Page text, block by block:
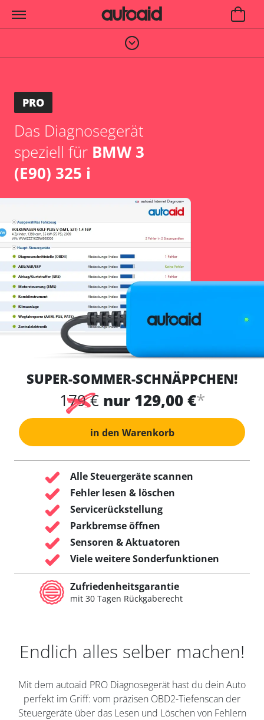
PRO
Das Diagnosegerät
speziell für BMW 3
(E90) 325 i
SUPER-SOMMER-SCHNÄPPCHEN!
179 € nur 129,00 €*
in den Warenkorb
Alle Steuergeräte scannen
Fehler lesen & löschen
Servicerückstellung
Parkbremse öffnen
Sensoren & Aktuatoren
Viele weitere Sonderfunktionen
Zufriedenheitsgarantie
mit 30 Tagen Rückgaberecht
Endlich alles selber machen!
Mit dem autoaid PRO Diagnosegerät hast du dein Auto
perfekt im Griff: vom präzisen OBD2-Tiefenscan der
Steuergeräte über das Lesen und Löschen von Fehlern